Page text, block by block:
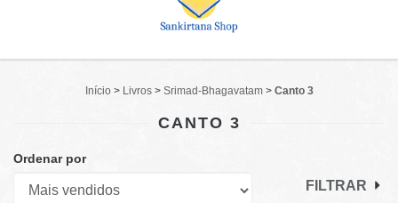
Início > Livros > Srimad-Bhagavatam > Canto 3
CANTO 3
Ordenar por
FILTRAR